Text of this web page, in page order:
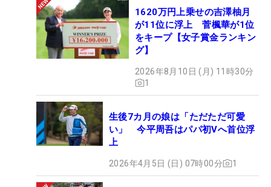
1620万円上乗せの吉澤柚月
が11位に浮上 菅楓華が1位
をキープ【女子賞金ランキン
グ】
2026年8月10日 (月) 11時30分
1
生後7カ月の娘は「ただただ可愛
い」 今平周吾はパパ初Vへ首位浮
上
2026年4月5日 (日) 07時00分 1